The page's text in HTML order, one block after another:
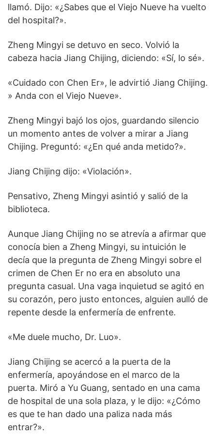
llamó. Dijo: «¿Sabes que el Viejo Nueve ha vuelto
del hospital?».
Zheng Mingyi se detuvo en seco. Volvió la
cabeza hacia Jiang Chijing, diciendo: «Sí, lo sé».
«Cuidado con Chen Er», le advirtió Jiang Chijing.
» Anda con el Viejo Nueve».
Zheng Mingyi bajó los ojos, guardando silencio
un momento antes de volver a mirar a Jiang
Chijing. Preguntó: «¿En qué anda metido?».
Jiang Chijing dijo: «Violación».
Pensativo, Zheng Mingyi asintió y salió de la
biblioteca.
Aunque Jiang Chijing no se atrevía a afirmar que
conocía bien a Zheng Mingyi, su intuición le
decía que la pregunta de Zheng Mingyi sobre el
crimen de Chen Er no era en absoluto una
pregunta casual. Una vaga inquietud se agitó en
su corazón, pero justo entonces, alguien aulló de
repente desde la enfermería de enfrente.
«Me duele mucho, Dr. Luo».
Jiang Chijing se acercó a la puerta de la
enfermería, apoyándose en el marco de la
puerta. Miró a Yu Guang, sentado en una cama
de hospital de una sola plaza, y le dijo: «¿Cómo
es que te han dado una paliza nada más
entrar?».